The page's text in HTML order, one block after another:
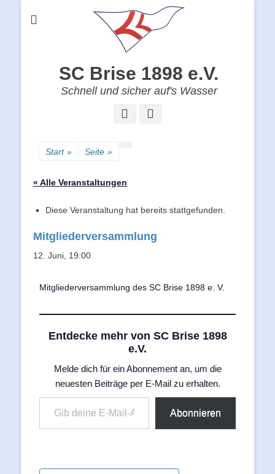
SC Brise 1898 e.V.
Schnell und sicher auf's Wasser
Facebook
Start » Seite »
« Alle Veranstaltungen
Diese Veranstaltung hat bereits stattgefunden.
Mitgliederversammlung
12. Juni, 19:00
Mitgliederversammlung des SC Brise 1898 e. V.
Entdecke mehr von SC Brise 1898
e.V.
Melde dich für ein Abonnement an, um die
neuesten Beiträge per E-Mail zu erhalten.
Gib deine E-Mail-Adresse ein ...
Abonnieren